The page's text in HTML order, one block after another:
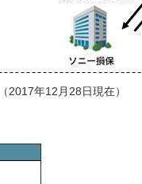
（2017年12月28日現在）